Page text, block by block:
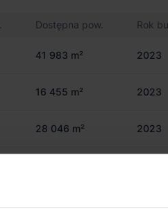
Dostępna pow. Rok
41 983 m² 2023
16 455 m² 2023
28 046 m² 2023